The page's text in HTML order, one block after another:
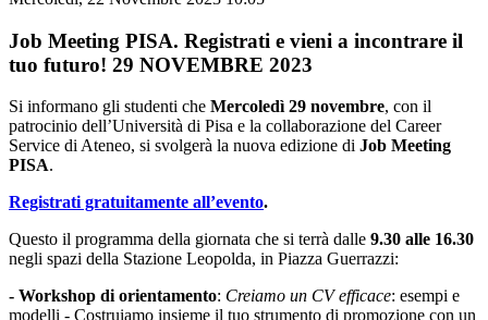
Job Meeting PISA. Registrati e vieni a incontrare il
tuo futuro! 29 NOVEMBRE 2023
Si informano gli studenti che Mercoledì 29 novembre, con il
patrocinio dell’Università di Pisa e la collaborazione del Career
Service di Ateneo, si svolgerà la nuova edizione di Job Meeting
PISA.
Registrati gratuitamente all’evento.
Questo il programma della giornata che si terrà dalle 9.30 alle 16.30
negli spazi della Stazione Leopolda, in Piazza Guerrazzi:
- Workshop di orientamento: Creiamo un CV efficace: esempi e
modelli - Costruiamo insieme il tuo strumento di promozione con un